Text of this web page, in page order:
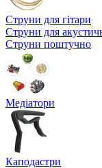
Струни для гітари
Струни для
Струни поштучно
Медіатори
Каподастри